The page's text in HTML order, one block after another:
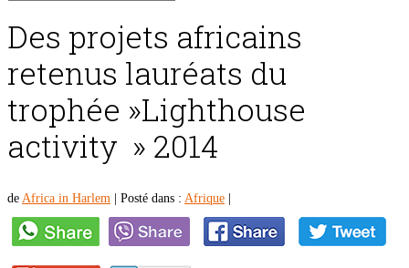
Des projets africains
retenus lauréats du
trophée »Lighthouse
activity » 2014
de Africa in Harlem Posté dans : Afrique